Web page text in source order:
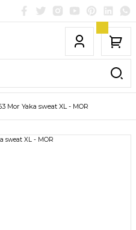
Mor Yaka sweat XL - MOR